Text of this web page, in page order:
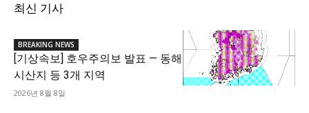
최신 기사
BREAKING NEWS
[기상속보] 호우주의보 발표 — 동해
시산지 등 3개 지역
2026년 8월 8일